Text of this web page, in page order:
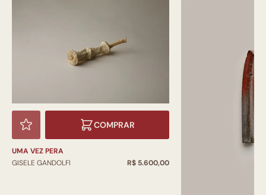
COMPRAR
UMA VEZ PERA
GISELE GANDOLFI
R$ 5.600,00